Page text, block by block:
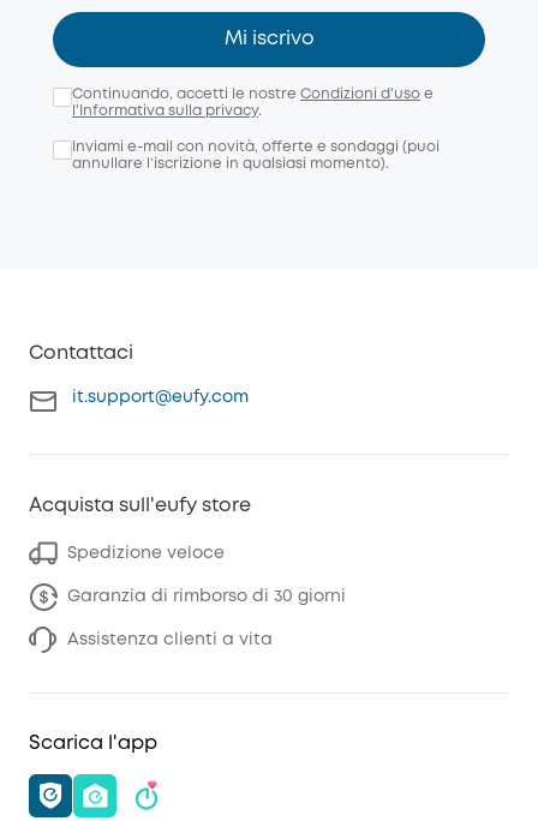
Mi iscrivo
Continuando, accetti le nostre Condizioni d'uso e
l'Informativa sulla privacy.
Inviami e-mail con novità, offerte e sondaggi (puoi
annullare l’iscrizione in qualsiasi momento).
Contattaci
it.support@eufy.com
Acquista sull'eufy store
Spedizione veloce
Garanzia di rimborso di 30 giorni
Assistenza clienti a vita
Scarica l'app